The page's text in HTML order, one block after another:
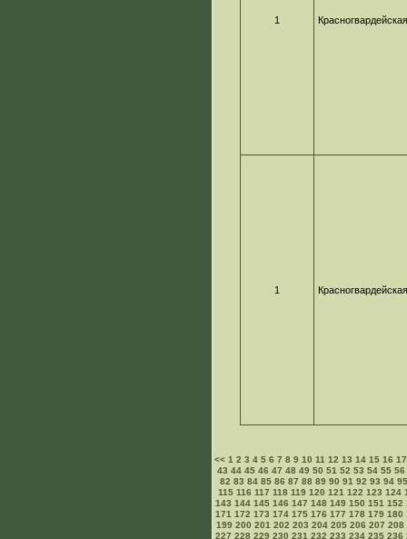
1 Красногвардейская
1 Красногвардейская
<<1 2 3 4 5 6 7 8 9 10 11 12 13 14 15 16 17
43 44 45 46 47 48 49 50 51 52 53 54 55 56
82 83 84 85 86 87 88 89 90 91 92 93 94 95
115 116 117 118 119 120 121 122 123 124
143 144 145 146 147 148 149 150 151 152
171 172 173 174 175 176 177 178 179 180
199 200 201 202 203 204 205 206 207 208
227 228 229 230 231 232 233 234 235 236